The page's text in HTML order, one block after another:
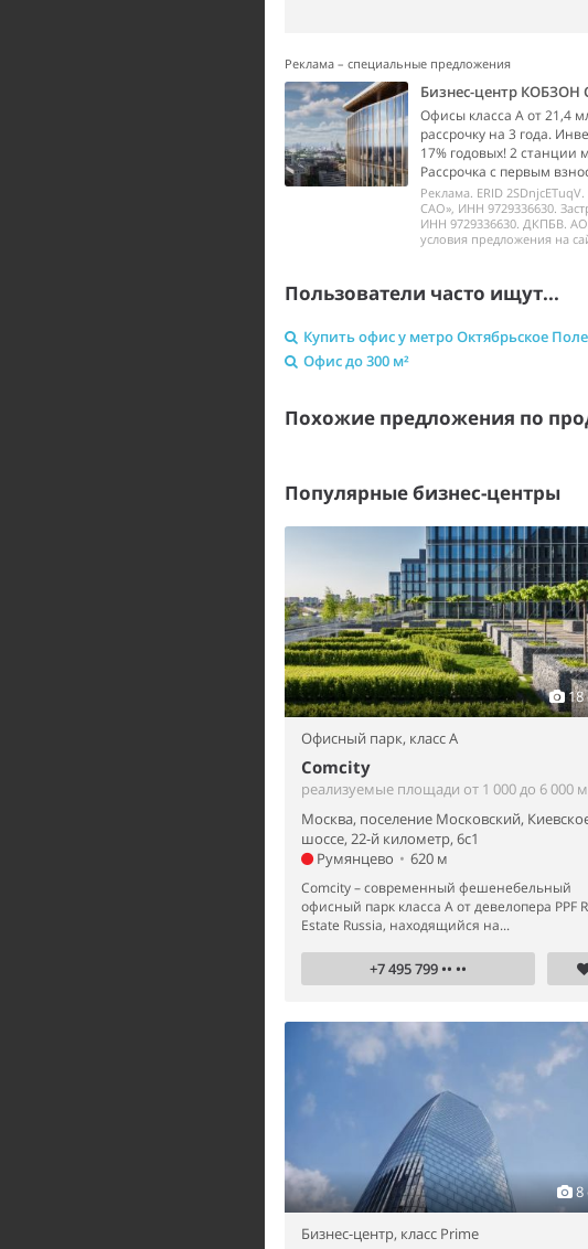
Реклама – специальные предложения
Бизнес-центр КОБЗОН
Офисы класса А от 21,4
рассрочку на 3 года.
17% годовых! 2 станции
Рассрочка с первым
Реклама. ERID
САО», ИНН 9729336630.
ИНН 9729336630. ДКПБВ.
условия предложения на
Пользователи часто ищут...
Купить офис у метро Октябрьское Поле
Офис до 300 м²
Похожие предложения по
Популярные бизнес-центры
18
Офисный парк, класс A
Comcity
реализуемые площади от 1 000 до 6 000
Москва, поселение Московский,
шоссе, 22-й километр, 6с1
Румянцево • 620 м
Comcity – современный фешенебельный
офисный парк класса А от девелопера PPF
Estate Russia, находящийся на...
+7 495 799 •• ••
8
Бизнес-центр, класс Prime